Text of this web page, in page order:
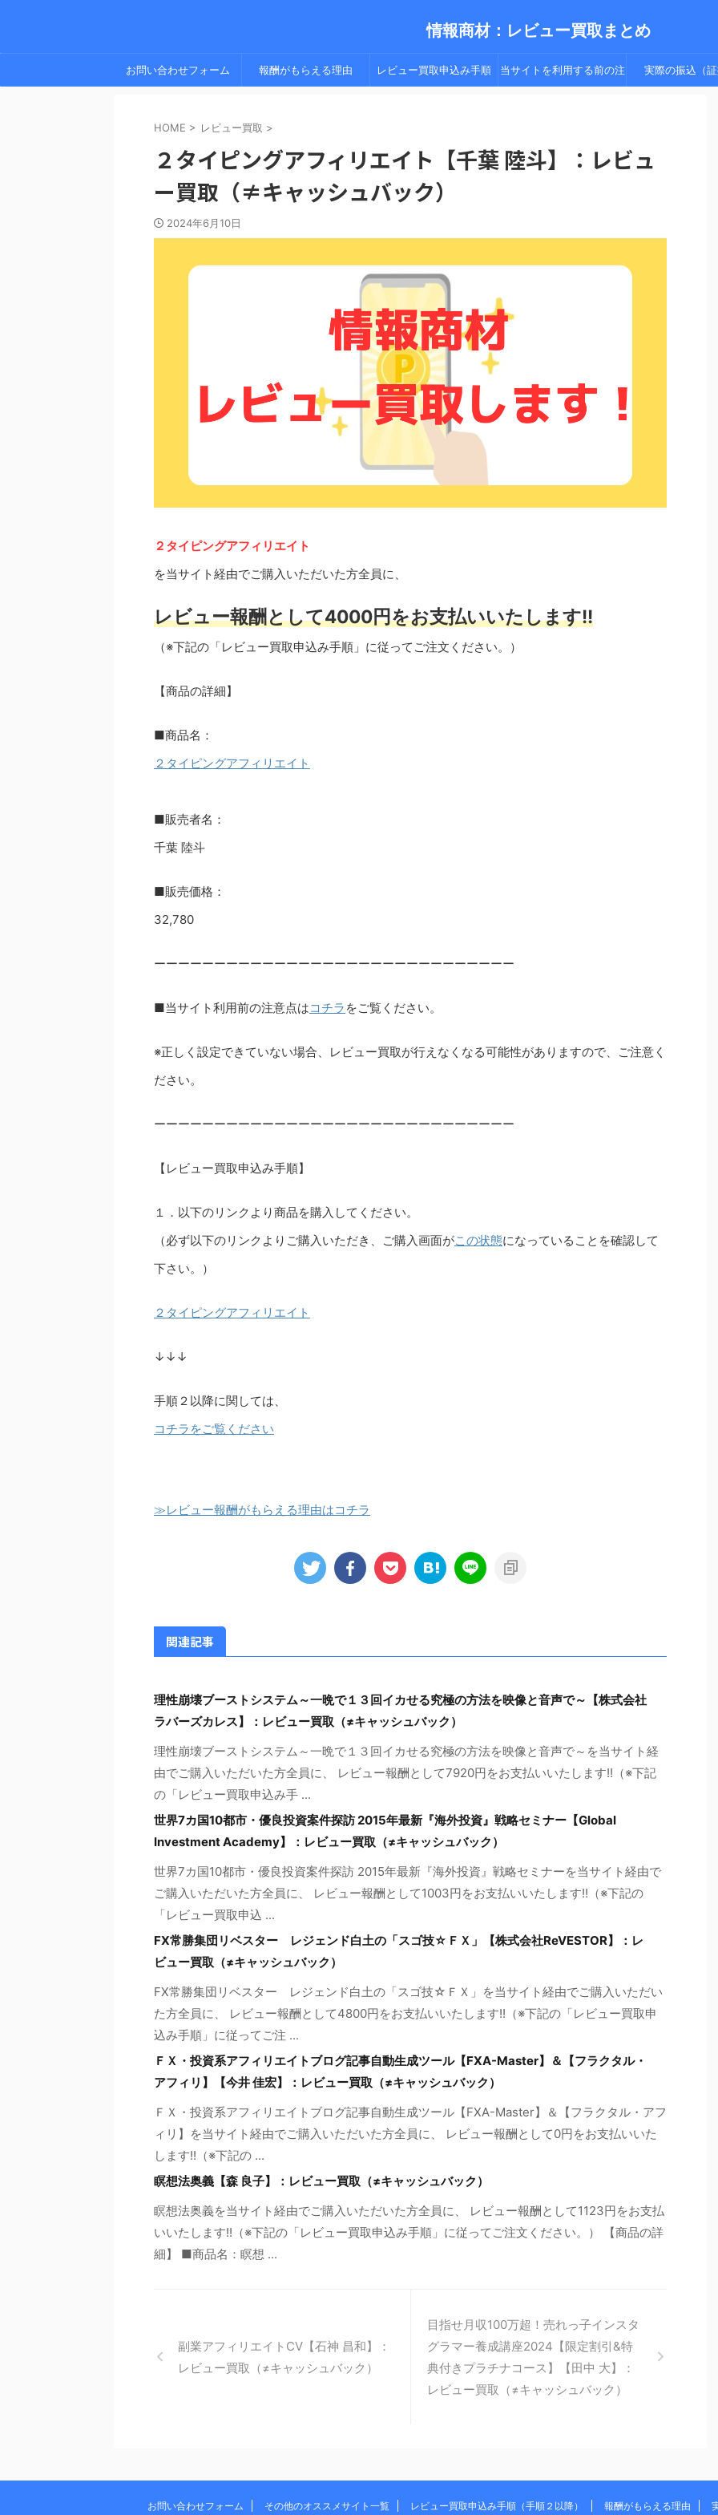
情報商材：レビュー買取まとめ
お問い合わせフォーム 報酬がもらえる理由 レビュー買取申込み手順 当サイトを利用する前の注 実際の振込（証
HOME > レビュー買取 >
２タイピングアフィリエイト【千葉 陸斗】：レビュ
ー買取（≠キャッシュバック）
2024年6月10日
２タイピングアフィリエイト
を当サイト経由でご購入いただいた方全員に、
レビュー報酬として4000円をお支払いいたします!!
（※下記の「レビュー買取申込み手順」に従ってご注文ください。）
【商品の詳細】
■商品名：
２タイピングアフィリエイト
■販売者名：
千葉 陸斗
■販売価格：
32,780
ーーーーーーーーーーーーーーーーーーーーーーーーーーーーーー
■当サイト利用前の注意点はコチラ をご覧ください。
※正しく設定できていない場合、レビュー買取が行えなくなる可能性がありますので、ご注意く
ださい。
ーーーーーーーーーーーーーーーーーーーーーーーーーーーーーー
【レビュー買取申込み手順】
１．以下のリンクより商品を購入してください。
（必ず以下のリンクよりご購入いただき、ご購入画面がこの状態になっていることを確認して
下さい。）
２タイピングアフィリエイト
↓↓↓
手順２以降に関しては、
コチラをご覧ください
≫レビュー報酬がもらえる理由はコチラ
関連記事
理性崩壊ブーストシステム～一晩で１３回イカせる究極の方法を映像と音声で～【株式会社
ラバーズカレス】：レビュー買取（≠キャッシュバック）
理性崩壊ブーストシステム～一晩で１３回イカせる究極の方法を映像と音声で～を当サイト経
由でご購入いただいた方全員に、 レビュー報酬として7920円をお支払いいたします!!（※下記
の「レビュー買取申込み手 ...
世界7カ国10都市・優良投資案件探訪 2015年最新『海外投資』戦略セミナー【Global
Investment Academy】：レビュー買取（≠キャッシュバック）
世界7カ国10都市・優良投資案件探訪 2015年最新『海外投資』戦略セミナーを当サイト経由で
ご購入いただいた方全員に、 レビュー報酬として1003円をお支払いいたします!!（※下記の
「レビュー買取申込 ...
FX常勝集団リベスター レジェンド白土の「スゴ技☆ＦＸ」【株式会社ReVESTOR】：レ
ビュー買取（≠キャッシュバック）
FX常勝集団リベスター レジェンド白土の「スゴ技☆ＦＸ」を当サイト経由でご購入いただい
た方全員に、 レビュー報酬として4800円をお支払いいたします!!（※下記の「レビュー買取申
込み手順」に従ってご注 ...
ＦＸ・投資系アフィリエイトブログ記事自動生成ツール【FXA-Master】＆【フラクタル・
アフィリ】【今井 佳宏】：レビュー買取（≠キャッシュバック）
ＦＸ・投資系アフィリエイトブログ記事自動生成ツール【FXA-Master】＆【フラクタル・アフ
ィリ】を当サイト経由でご購入いただいた方全員に、 レビュー報酬として0円をお支払いいた
します!!（※下記の ...
瞑想法奥義【森 良子】：レビュー買取（≠キャッシュバック）
瞑想法奥義を当サイト経由でご購入いただいた方全員に、 レビュー報酬として1123円をお支払
いいたします!!（※下記の「レビュー買取申込み手順」に従ってご注文ください。） 【商品の詳
細】 ■商品名：瞑想 ...
副業アフィリエイトCV【石神 昌和】：
レビュー買取（≠キャッシュバック）
目指せ月収100万超！売れっ子インスタ
グラマー養成講座2024【限定割引&特
典付きプラチナコース】【田中 大】：
レビュー買取（≠キャッシュバック）
お問い合わせフォーム その他のオススメサイト一覧 レビュー買取申込み手順（手順２以降） 報酬がもらえる理由